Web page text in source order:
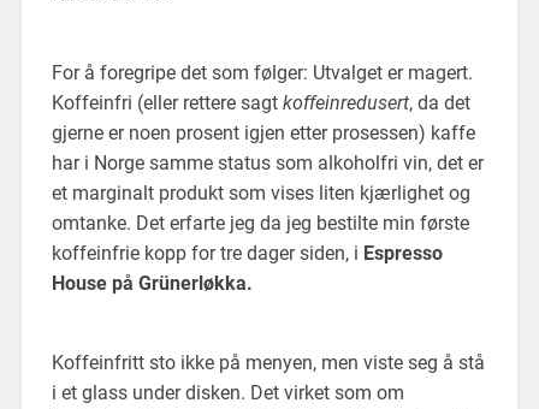
For å foregripe det som følger: Utvalget er magert.
Koffeinfri (eller rettere sagt koffeinredusert, da det
gjerne er noen prosent igjen etter prosessen) kaffe
har i Norge samme status som alkoholfri vin, det er
et marginalt produkt som vises liten kjærlighet og
omtanke. Det erfarte jeg da jeg bestilte min første
koffeinfrie kopp for tre dager siden, i Espresso
House på Grünerløkka.
Koffeinfritt sto ikke på menyen, men viste seg å stå
i et glass under disken. Det virket som om